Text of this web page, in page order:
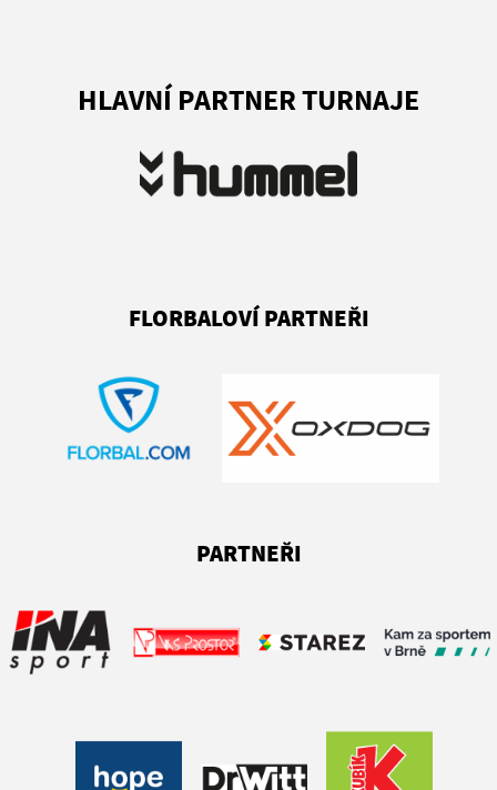
HLAVNÍ PARTNER TURNAJE
FLORBALOVÍ PARTNEŘI
PARTNEŘI